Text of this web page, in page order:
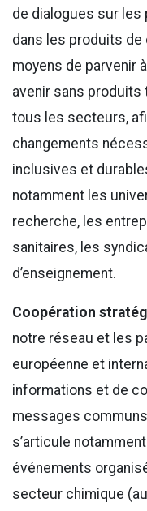
de dialogues sur
dans les produits
moyens de parvenir
avenir sans produits
tous les secteurs,
changements
inclusives et
notamment les
recherche, les
sanitaires, les
d’enseignement.
Coopération
notre réseau et les
européenne et
informations et de
messages
s’articule
événements
secteur chimique